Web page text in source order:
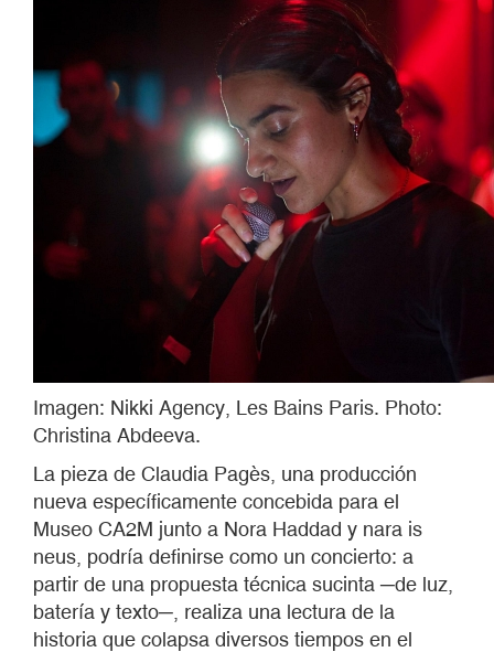
Imagen: Nikki Agency, Les Bains Paris. Photo:
Christina Abdeeva.
La pieza de Claudia Pagès, una producción
nueva específicamente concebida para el
Museo CA2M junto a Nora Haddad y nara is
neus, podría definirse como un concierto: a
partir de una propuesta técnica sucinta ─de luz,
batería y texto─, realiza una lectura de la
historia que colapsa diversos tiempos en el